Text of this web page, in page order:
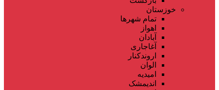
خوزستان
تمام شهر‌ها
اهواز
آبادان
آغاجاری
اروندکنار
الوان
امیدیه
اندیمشک